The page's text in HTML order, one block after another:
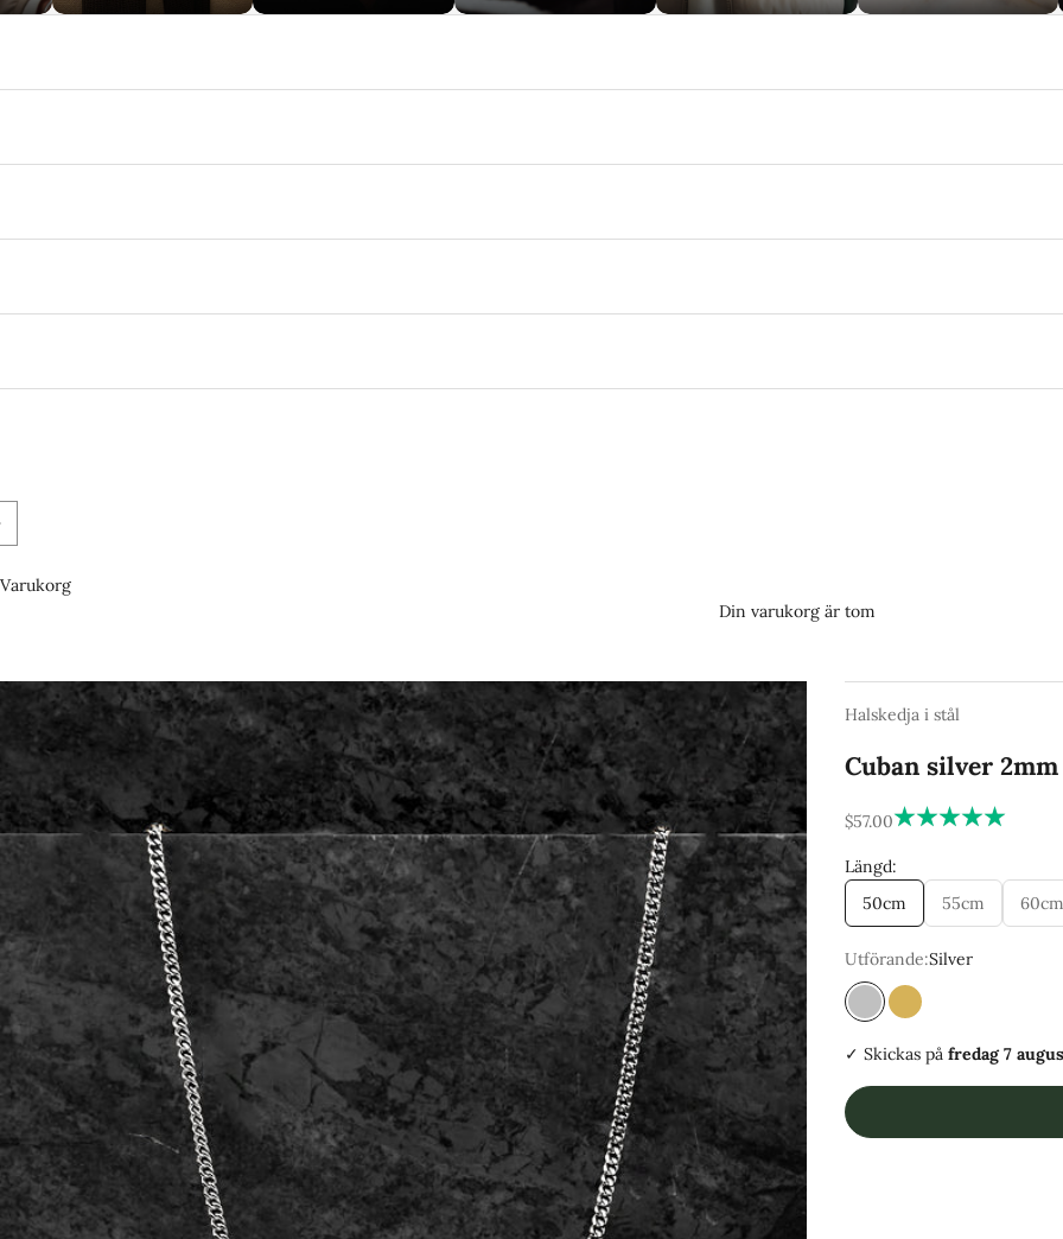
Varukorg
Din varukorg är tom
Halskedja i stål
Cuban silver 2mm
REA-pris
$57.00
Längd:
50cm
55cm 60cm
Utförande:Silver
SilverGuld
✓ Skickas på fredag 7